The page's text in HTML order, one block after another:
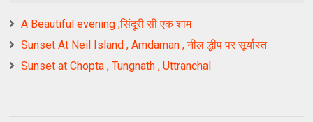
A Beautiful evening ,सिंदूरी सी एक शाम
Sunset At Neil Island , Amdaman , नील द्धीप पर सूर्यास्त
Sunset at Chopta , Tungnath , Uttranchal